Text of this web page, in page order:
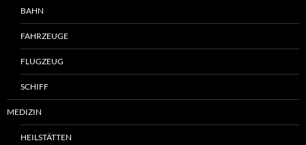
BAHN
FAHRZEUGE
FLUGZEUG
SCHIFF
MEDIZIN
HEILSTÄTTEN